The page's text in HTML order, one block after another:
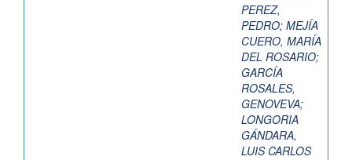
PEREZ,
PEDRO; MEJÍA
CUERO, MARÍA
DEL ROSARIO;
GARCÍA
ROSALES,
GENOVEVA;
LONGORIA
GÁNDARA,
LUIS CARLOS